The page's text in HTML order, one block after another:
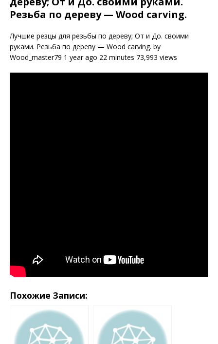
Резьба по дереву — Wood carving.
Лучшие резцы для резьбы по дереву; От и До. своими
руками. Резьба по дереву — Wood carving. by
Wood_master79 1 year ago 22 minutes 73,993 views
Похожие Записи: